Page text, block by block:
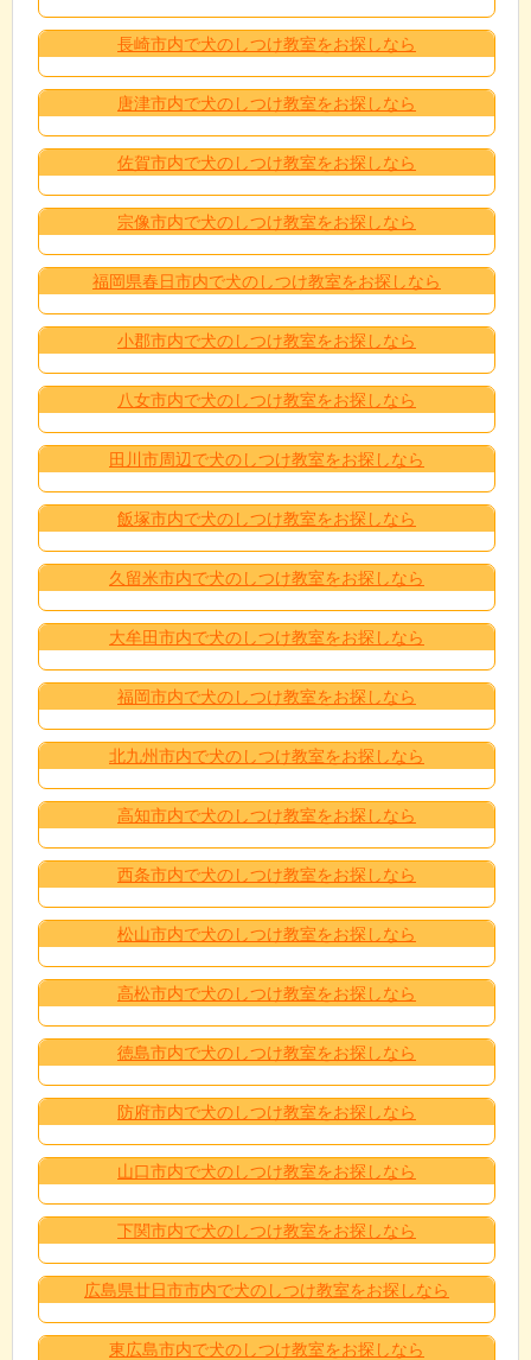
長崎市内で犬のしつけ教室をお探しなら
唐津市内で犬のしつけ教室をお探しなら
佐賀市内で犬のしつけ教室をお探しなら
宗像市内で犬のしつけ教室をお探しなら
福岡県春日市内で犬のしつけ教室をお探しなら
小郡市内で犬のしつけ教室をお探しなら
八女市内で犬のしつけ教室をお探しなら
田川市周辺で犬のしつけ教室をお探しなら
飯塚市内で犬のしつけ教室をお探しなら
久留米市内で犬のしつけ教室をお探しなら
大牟田市内で犬のしつけ教室をお探しなら
福岡市内で犬のしつけ教室をお探しなら
北九州市内で犬のしつけ教室をお探しなら
高知市内で犬のしつけ教室をお探しなら
西条市内で犬のしつけ教室をお探しなら
松山市内で犬のしつけ教室をお探しなら
高松市内で犬のしつけ教室をお探しなら
徳島市内で犬のしつけ教室をお探しなら
防府市内で犬のしつけ教室をお探しなら
山口市内で犬のしつけ教室をお探しなら
下関市内で犬のしつけ教室をお探しなら
広島県廿日市市内で犬のしつけ教室をお探しなら
東広島市内で犬のしつけ教室をお探しなら